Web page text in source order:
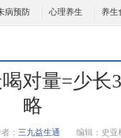
病预防 心理养生 养生
对量=少长
略
： 三九益生通 编辑： 史亚